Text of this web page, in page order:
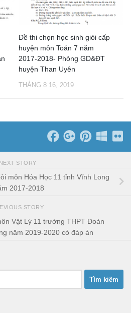
Đề thi chọn học sinh giỏi cấp
huyện môn Toán 7 năm
2017-2018- Phòng GD&ĐT
huyện Than Uyên
THÁNG 8 16, 2019
NEXT STORY
môn Hóa Học 11 tỉnh Vĩnh Long
2017-2018
STORY
Vật Lý 11 trường THPT Đoàn
năm 2019-2020 có đáp án